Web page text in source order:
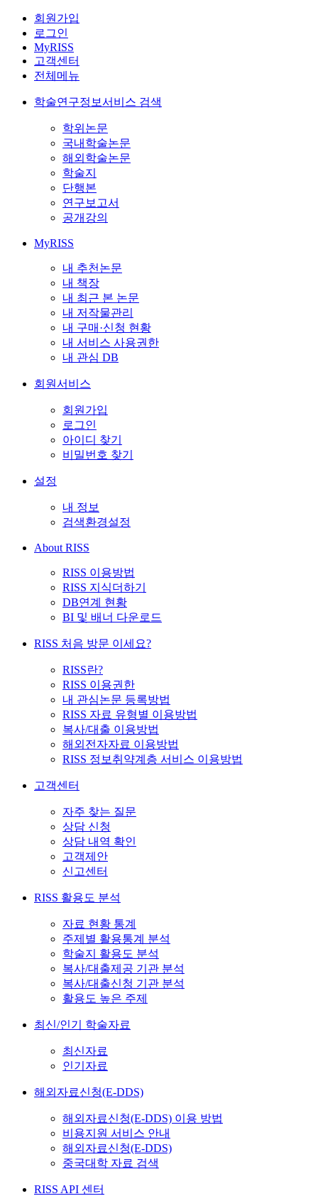
회원가입
로그인
MyRISS
고객센터
전체메뉴
학술연구정보서비스 검색
학위논문
국내학술논문
해외학술논문
학술지
단행본
연구보고서
공개강의
MyRISS
내 추천논문
내 책장
내 최근 본 논문
내 저작물관리
내 구매·신청 현황
내 서비스 사용권한
내 관심 DB
회원서비스
회원가입
로그인
아이디 찾기
비밀번호 찾기
설정
내 정보
검색환경설정
About RISS
RISS 이용방법
RISS 지식더하기
DB연계 현황
BI 및 배너 다운로드
RISS 처음 방문 이세요?
RISS란?
RISS 이용권한
내 관심논문 등록방법
RISS 자료 유형별 이용방법
복사/대출 이용방법
해외전자자료 이용방법
RISS 정보취약계층 서비스 이용방법
고객센터
자주 찾는 질문
상담 신청
상담 내역 확인
고객제안
신고센터
RISS 활용도 분석
자료 현황 통계
주제별 활용통계 분석
학술지 활용도 분석
복사/대출제공 기관 분석
복사/대출신청 기관 분석
활용도 높은 주제
최신/인기 학술자료
최신자료
인기자료
해외자료신청(E-DDS)
해외자료신청(E-DDS) 이용 방법
비용지원 서비스 안내
해외자료신청(E-DDS)
중국대학 자료 검색
RISS API 센터